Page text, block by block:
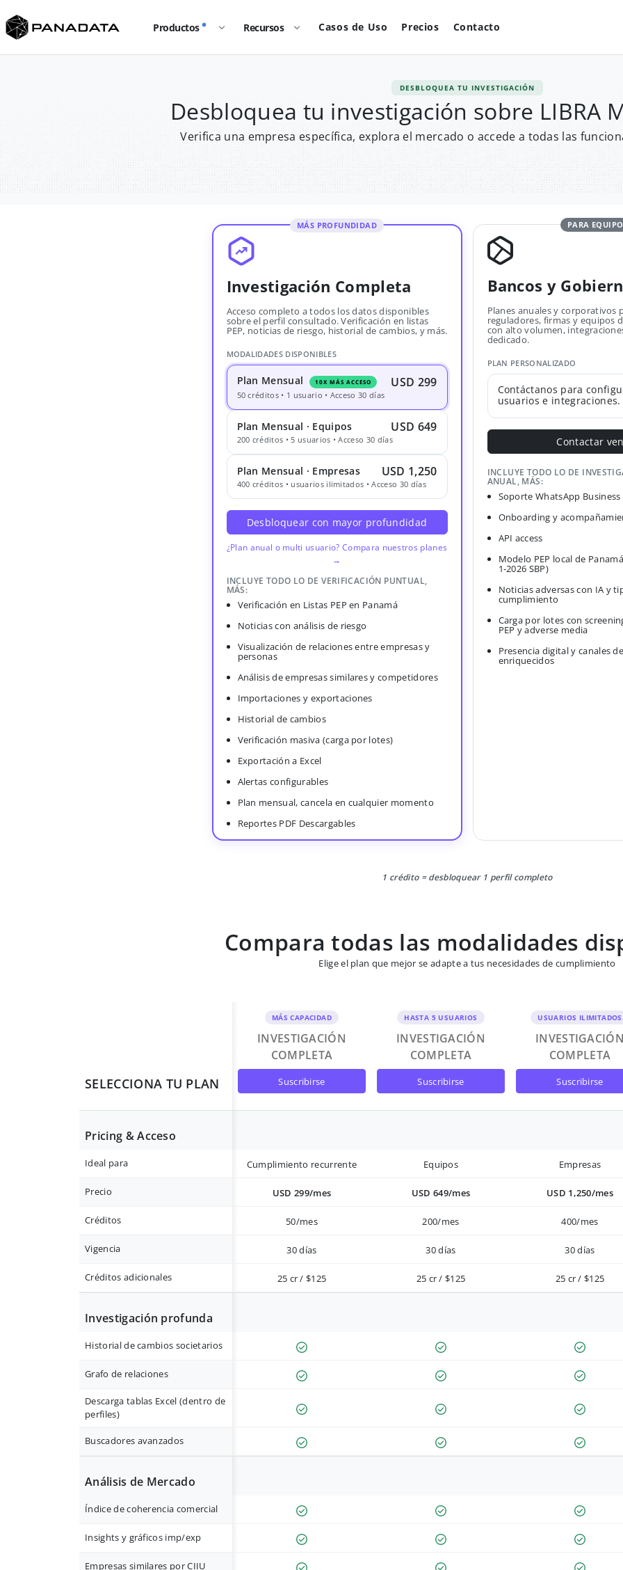
Productos Recursos Casos de Uso Precios Contacto
DESBLOQUEA TU INVESTIGACIÓN
Desbloquea tu investigación sobre LIBRA
Verifica una empresa específica, explora el mercado o accede a todas las
MÁS PROFUNDIDAD
Investigación Completa
Acceso completo a todos los datos disponibles
sobre el perfil consultado. Verificación en listas
PEP, noticias de riesgo, historial de cambios, y más.
MODALIDADES DISPONIBLES
Plan Mensual 10X MÁS ACCESO USD 299
50 créditos • 1 usuario • Acceso 30 días
Plan Mensual · Equipos USD 649
200 créditos • 5 usuarios • Acceso 30 días
Plan Mensual · Empresas USD 1,250
400 créditos • usuarios ilimitados • Acceso 30 días
Desbloquear con mayor profundidad
¿Plan anual o multi usuario? Compara nuestros planes
→
INCLUYE TODO LO DE VERIFICACIÓN PUNTUAL,
MÁS:
Verificación en Listas PEP en Panamá
Noticias con análisis de riesgo
Visualización de relaciones entre empresas y
personas
Análisis de empresas similares y competidores
Importaciones y exportaciones
Historial de cambios
Verificación masiva (carga por lotes)
Exportación a Excel
Alertas configurables
Plan mensual, cancela en cualquier momento
Reportes PDF Descargables
PARA
Bancos y
Planes anuales y corporativos
reguladores, firmas y equipos
con alto volumen,
dedicado.
PLAN PERSONALIZADO
Contáctanos para
usuarios e integraciones.
Contactar
INCLUYE TODO LO DE
ANUAL, MÁS:
Soporte WhatsApp Business
Onboarding y
API access
Modelo PEP local de
1-2026 SBP)
Noticias adversas con IA y
cumplimiento
Carga por lotes con
PEP y adverse media
Presencia digital y canales
enriquecidos
1 crédito = desbloquear 1 perfil completo
Compara todas las modalidades
Elige el plan que mejor se adapte a tus necesidades de cumplimiento
SELECCIONA TU PLAN
MÁS CAPACIDAD
INVESTIGACIÓN
COMPLETA
suscribirse
HASTA 5 USUARIOS
INVESTIGACIÓN
COMPLETA
suscribirse
USUARIOS ILIMITADOS
COMPLETA
suscribirse
Pricing & Acceso
Ideal para Cumplimiento recurrente Equipos Empresas
Precio USD 299/mes USD 649/mes USD 1,250/mes
Créditos 50/mes 200/mes 400/mes
Vigencia 30 días 30 días 30 días
Créditos adicionales 25 cr / $125 25 cr / $125 25 cr / $125
Investigación profunda
Historial de cambios societarios
Grafo de relaciones
Descarga tablas Excel (dentro de
perfiles)
Buscadores avanzados
Análisis de Mercado
Índice de coherencia comercial
Insights y gráficos imp/exp
Empresas similares por CIIU